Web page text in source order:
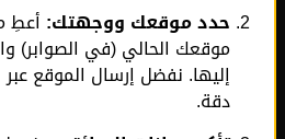
حدد موقعك ووجهتك:أعطِ
موقعك الحالي (في الصوابر)
إليها. نفضل إرسال الموقع عبر
دقة.